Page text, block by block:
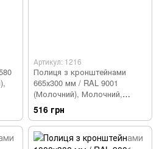
Артикул: 1216
Полиця з кронштейнами
665х300 мм / RAL 9001
(Молочний), Молочний,
Молочний
516 грн